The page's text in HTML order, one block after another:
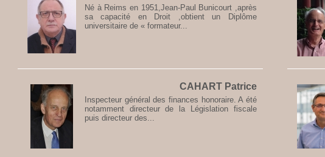
Né à Reims en 1951,Jean-Paul Bunicourt ,après
sa capacité en Droit ,obtient un Diplôme
universitaire de « formateur...
CAHART Patrice
Inspecteur général des finances honoraire. A été
notamment directeur de la Législation fiscale
puis directeur des...